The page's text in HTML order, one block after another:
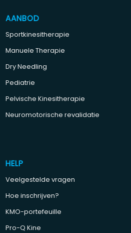
AANBOD
Sportkinesitherapie
Manuele Therapie
Dry Needling
Pediatrie
Pelvische Kinesitherapie
Neuromotorische revalidatie
HELP
Veelgestelde vragen
Hoe inschrijven?
KMO-portefeuille
Pro-Q Kine